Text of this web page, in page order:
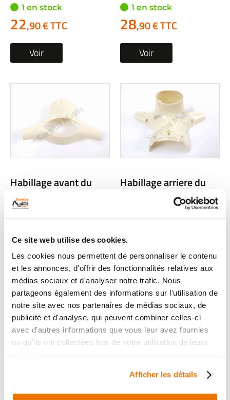
Ce site web utilise des cookies.
Les cookies nous permettent de personnaliser le contenu
et les annonces, d'offrir des fonctionnalités relatives aux
médias sociaux et d'analyser notre trafic. Nous
partageons également des informations sur l'utilisation de
notre site avec nos partenaires de médias sociaux, de
publicité et d'analyse, qui peuvent combiner celles-ci
avec d'autres informations que vous leur avez fournies
ou qu'ils ont collectées lors de votre utilisation de leurs
Afficher les détails
1 en stock
22,90 € TTC
Voir
1 en stock
28,90 € TTC
Voir
Habillage avant du
guidon occasion PINK
MOBILITY PINK STYLE
1 en stock
29,90 € TTC
Voir
Habillage arriere du
guidon occasion PINK
MOBILITY PINK STYLE
29,90 € TTC
Voir